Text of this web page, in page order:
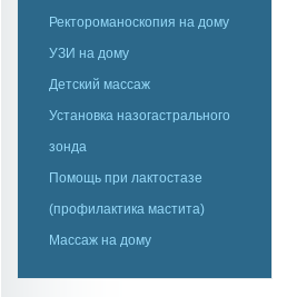
Ректороманоскопия на дому
УЗИ на дому
Детский массаж
Установка назогастрального
зонда
Помощь при лактостазе
(профилактика мастита)
Массаж на дому